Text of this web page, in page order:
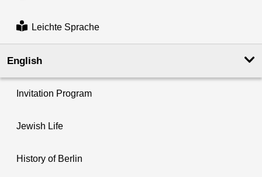
Leichte Sprache
English
Invitation Program
Jewish Life
History of Berlin